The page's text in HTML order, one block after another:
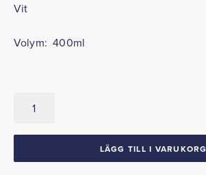
Vit
Volym: 400ml
LÄGG TILL I VARUKORG